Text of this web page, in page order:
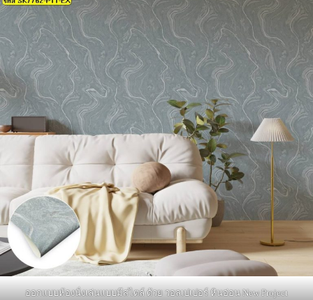
ออกแบบห้องนั่งเล่นแบบมีสไตล์ ด้วย วอลเปเปอร์ หินอ่อน New Project